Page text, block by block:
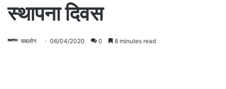
स्थापना दिवस
सबलोग 06/04/2020 0 8 minutes read